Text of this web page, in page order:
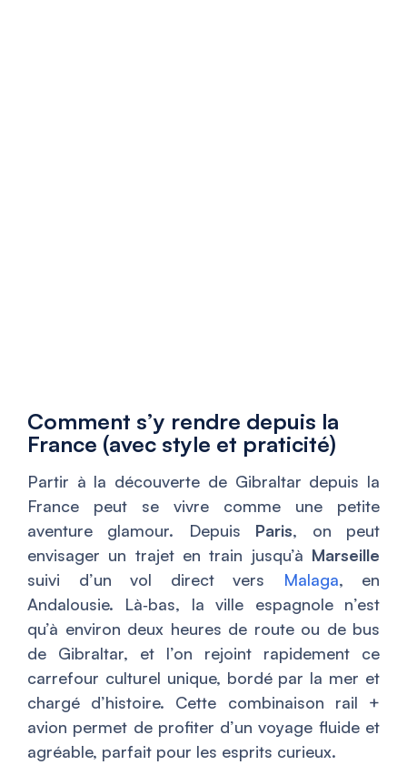
Comment s’y rendre depuis la
France (avec style et praticité)
Partir à la découverte de Gibraltar depuis la
France peut se vivre comme une petite
aventure glamour. Depuis Paris, on peut
envisager un trajet en train jusqu’à Marseille
suivi d’un vol direct vers
Malaga, en
Andalousie. Là‑bas, la ville espagnole n’est
qu’à environ deux heures de route ou de bus
de Gibraltar, et l’on rejoint rapidement ce
carrefour culturel unique, bordé par la mer et
chargé d’histoire. Cette combinaison rail +
avion permet de profiter d’un voyage fluide et
agréable, parfait pour les esprits curieux.